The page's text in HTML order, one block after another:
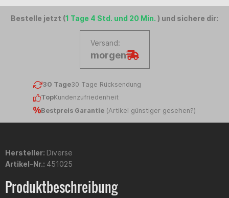
Bestelle jetzt (1 Tage 4 Std. und 20 Min. ) und sichere dir:
Versand:
morgen
30 Tage30 Tage Rücksendung
TopKundenzufriedenheit
Bestpreis Garantie (Artikel günstiger gesehen?)
Hersteller: Diverse
Artikel-Nr.: 451025
Produktbeschreibung